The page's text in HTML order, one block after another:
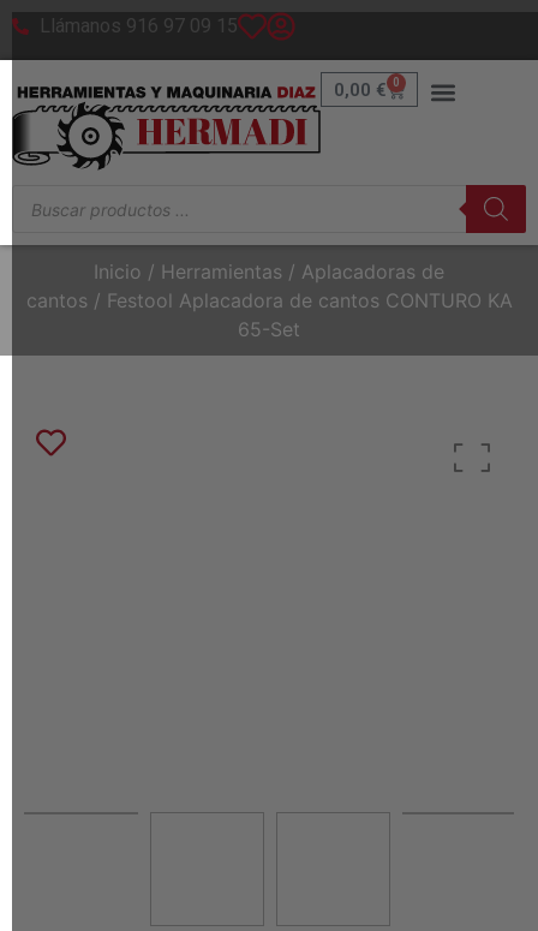
Llámanos 916 97 09 15
0,00 € 0
Inicio / Herramientas / Aplacadoras de
cantos / Festool Aplacadora de cantos CONTURO KA
65-Set